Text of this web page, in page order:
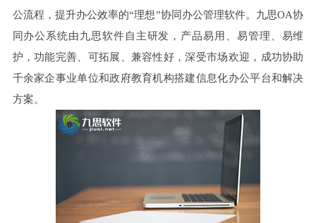
公流程，提升办公效率的“理想”协同办公管理软件。九思OA协
同办公系统由九思软件自主研发，产品易用、易管理、易维
护，功能完善、可拓展、兼容性好，深受市场欢迎，成功协助
千余家企事业单位和政府教育机构搭建信息化办公平台和解决
方案。